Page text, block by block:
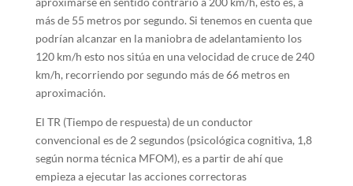
más de 55 metros por segundo. Si tenemos en cuenta que
podrían alcanzar en la maniobra de adelantamiento los
120 km/h esto nos sitúa en una velocidad de cruce de 240
km/h, recorriendo por segundo más de 66 metros en
aproximación.
El TR (Tiempo de respuesta) de un conductor
convencional es de 2 segundos (psicológica cognitiva, 1,8
según norma técnica MFOM), es a partir de ahí que
empieza a ejecutar las acciones correctoras